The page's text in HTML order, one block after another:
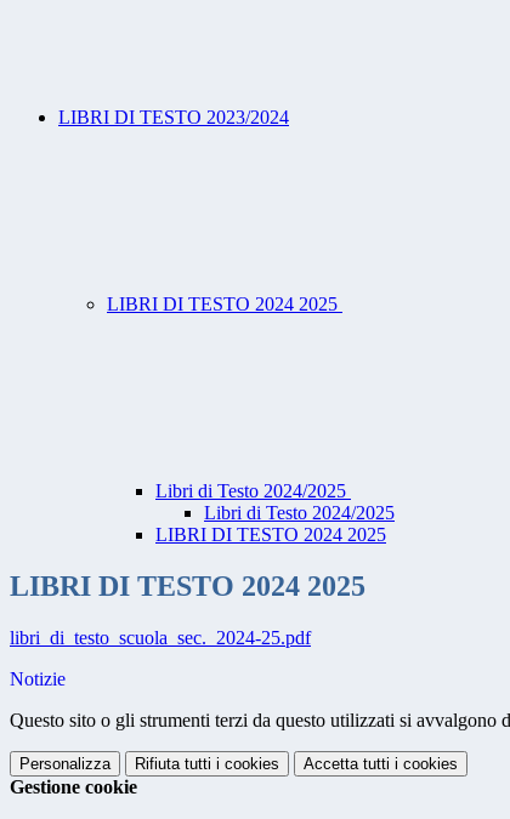
LIBRI DI TESTO 2023/2024
LIBRI DI TESTO 2024 2025
Libri di Testo 2024/2025
Libri di Testo 2024/2025
LIBRI DI TESTO 2024 2025
LIBRI DI TESTO 2024 2025
libri_di_testo_scuola_sec._2024-25.pdf
Notizie
Questo sito o gli strumenti terzi da questo utilizzati si
Personalizza Rifiuta tutti i cookies Accetta tutti i cookies
Gestione cookie